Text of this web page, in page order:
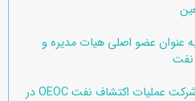
عنوان عضو اصلی هیات مدیره و
نفت
تداوم تعهد به سرآمدی، موفقیت شرکت عملیات اکتشاف نفت OEOC در